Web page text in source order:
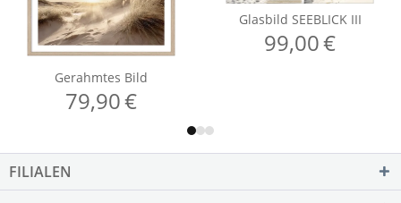
FILIALEN